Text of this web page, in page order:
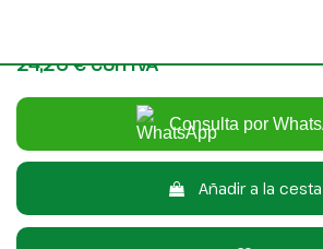
24,20 €Con IVA
Consulta por
Añadir a la cesta